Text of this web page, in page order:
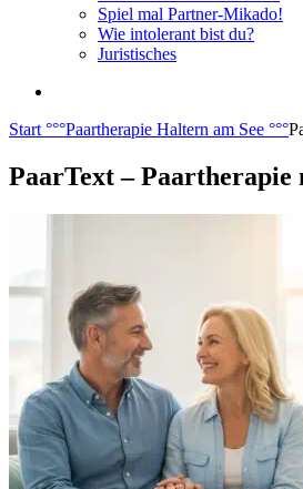
Spiel mal Partner-Mikado!
Wie intolerant bist du?
Juristisches
Start °°°Paartherapie Haltern am See °°°
PaarText – Paartherapie